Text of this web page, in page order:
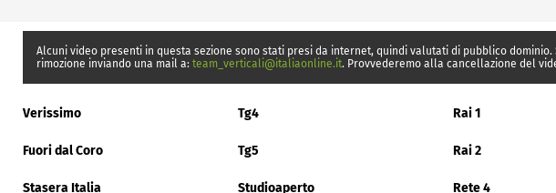
Alcuni video presenti in questa sezione sono stati presi da internet, quindi valutati di pubblico
rimozione inviando una mail a: team_verticali@italiaonline.it. Provvederemo alla cancellazione del
Verissimo Tg4 Rai 1
Fuori dal Coro Tg5 Rai 2
Stasera Italia Studioaperto Rete 4